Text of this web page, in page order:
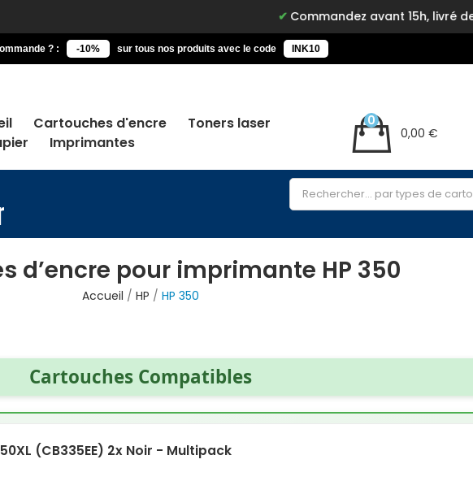
Commandez avant 15h, livré demain.
? : -10% sur tous nos produits avec le code INK10
Cartouches d'encre
Toners laser
Imprimantes
0,00 €
0
d’encre pour imprimante HP 350
Accueil HP
HP 350
Cartouches Compatibles
(CB335EE) 2x Noir - Multipack